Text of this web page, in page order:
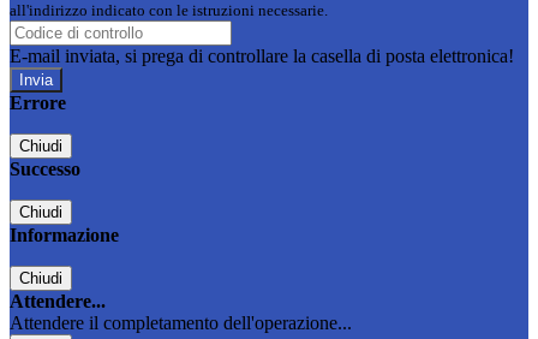
all'indirizzo indicato con le istruzioni necessarie.
E-mail inviata, si prega di controllare la casella di posta elettronica!
Errore
Chiudi
Successo
Chiudi
Informazione
Chiudi
Attendere...
Attendere il completamento dell'operazione...